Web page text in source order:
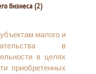
бизнеса (2)
малого и
в
в целях
приобретенных